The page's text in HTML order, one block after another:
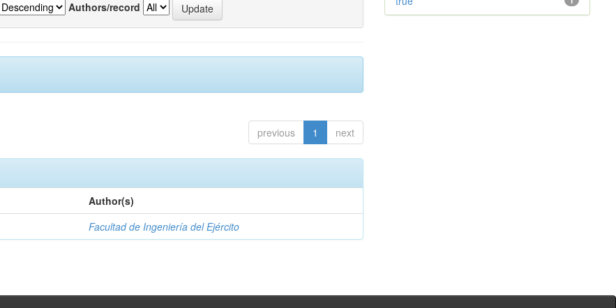
Authors/record
previous 1 next
Author(s)
Facultad de Ingeniería del Ejército